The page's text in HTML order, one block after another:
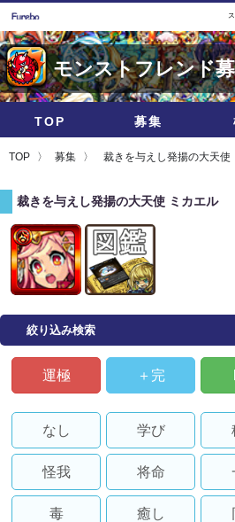
モンストフレンド
TOP 募集
TOP 募集 裁きを与えし発揚の大天使
裁きを与えし発揚の大天使 ミカエル
絞り込み検索
運極 ＋完
なし 学び
怪我 将命
毒 癒し